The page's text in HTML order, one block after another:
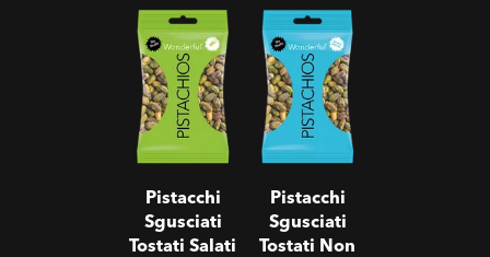
Pistacchi
Sgusciati
Tostati Salati
Pistacchi
Sgusciati
Tostati Salati
Pistacchi
Sgusciati
Tostati Non
Salati
Pistacchi
Sgusciati
Tostati Non